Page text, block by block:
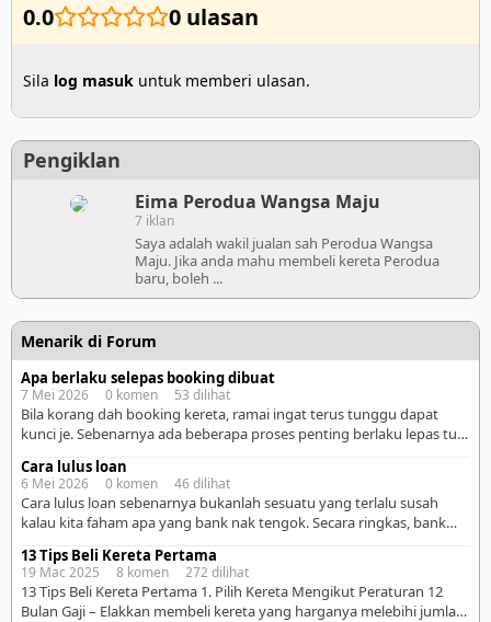
0.0 0 ulasan
Sila log masuk untuk memberi ulasan.
Pengiklan
Eima Perodua Wangsa Maju
7 iklan
Saya adalah wakil jualan sah Perodua Wangsa
Maju. Jika anda mahu membeli kereta Perodua
baru, boleh ...
Menarik di Forum
Apa berlaku selepas booking dibuat
7 Mei 2026 0 komen 53 dilihat
Bila korang dah booking kereta, ramai ingat terus tunggu dapat
kunci je. Sebenarnya ada beberapa proses penting berlaku lepas tu.
tahu apa yang sedang berjalan. Lagi-lagi kalau first time beli kereta,
mesti rasa excited campur nervous sikit kan. 1. Sales advisor akan
submit dokumen loan […]
Cara lulus loan
6 Mei 2026 0 komen 46 dilihat
Cara lulus loan sebenarnya bukanlah sesuatu yang terlalu susah
kalau kita faham apa yang bank nak tengok. Secara ringkas, bank
tanpa masalah. Jadi, kalau nak lulus, kita kena nampak “selamat” di
mata bank. Pertama sekali, yang paling penting adalah rekod
kewangan. Kalau korang jenis […]
13 Tips Beli Kereta Pertama
19 Mac 2025 8 komen 272 dilihat
13 Tips Beli Kereta Pertama 1. Pilih Kereta Mengikut Peraturan 12
Bulan Gaji – Elakkan membeli kereta yang harganya melebihi jumlah